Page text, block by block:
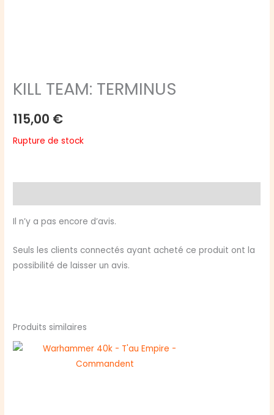
KILL TEAM: TERMINUS
115,00 €
Rupture de stock
Il n’y a pas encore d’avis.
Seuls les clients connectés ayant acheté ce produit ont la
possibilité de laisser un avis.
Produits similaires